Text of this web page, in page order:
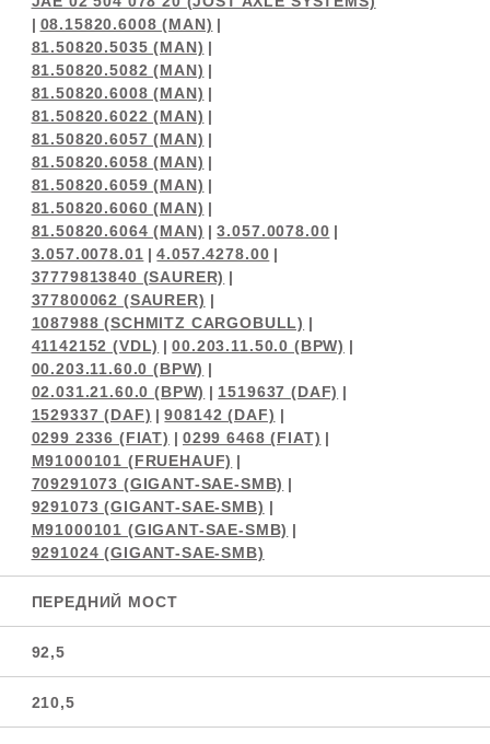
| 08.15820.6008 (MAN) |
81.50820.5035 (MAN) |
81.50820.5082 (MAN) |
81.50820.6008 (MAN) |
81.50820.6022 (MAN) |
81.50820.6057 (MAN) |
81.50820.6058 (MAN) |
81.50820.6059 (MAN) |
81.50820.6060 (MAN) |
81.50820.6064 (MAN) |3.057.0078.00 |
3.057.0078.01 |4.057.4278.00 |
37779813840 (SAURER) |
377800062 (SAURER) |
1087988 (SCHMITZ CARGOBULL) |
41142152 (VDL) |00.203.11.50.0 (BPW) |
00.203.11.60.0 (BPW) |
02.031.21.60.0 (BPW) | 1519637 (DAF) |
1529337 (DAF) |908142 (DAF) |
0299 2336 (FIAT) | 0299 6468 (FIAT) |
M91000101 (FRUEHAUF) |
709291073 (GIGANT-SAE-SMB) |
9291073 (GIGANT-SAE-SMB) |
M91000101 (GIGANT-SAE-SMB) |
9291024 (GIGANT-SAE-SMB)
ПЕРЕДНИЙ МОСТ
92,5
210,5